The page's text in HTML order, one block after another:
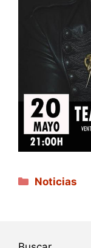
Categorías
Noticias